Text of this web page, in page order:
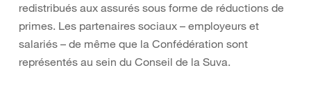
redistribués aux assurés sous forme de réductions de
primes. Les partenaires sociaux – employeurs et
salariés – de même que la Confédération sont
représentés au sein du Conseil de la Suva.